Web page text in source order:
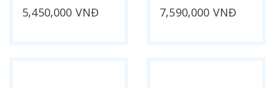
5,450,000 VNĐ
7,590,000 VNĐ